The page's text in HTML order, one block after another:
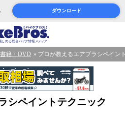
ダウンロード
書籍・DVD プロが教えるエアブラシペイン
シペイントテクニック